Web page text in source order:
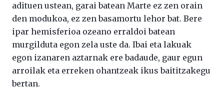
adituen ustean, garai batean Marte ez zen orain
den modukoa, ez zen basamortu lehor bat. Bere
ipar hemisferioa ozeano erraldoi batean
murgilduta egon zela uste da. Ibai eta lakuak
egon izanaren aztarnak ere badaude, gaur egun
arroilak eta erreken ohantzeak ikus baititzakegu
bertan.